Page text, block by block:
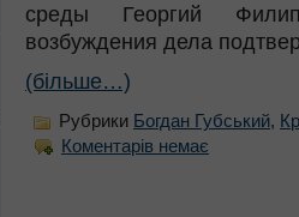
среды Георгий
возбуждения дела
(більше…)
Рубрики Богдан Губський,
Коментарів немає